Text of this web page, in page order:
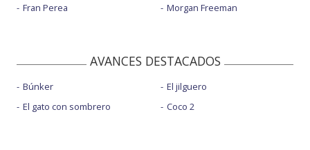
Fran Perea
Morgan Freeman
AVANCES DESTACADOS
Búnker
El gato con sombrero
El jilguero
Coco 2